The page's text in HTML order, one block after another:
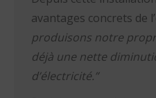
avantages concrets de
produisons notre
déjà une nette
d’électricité.”